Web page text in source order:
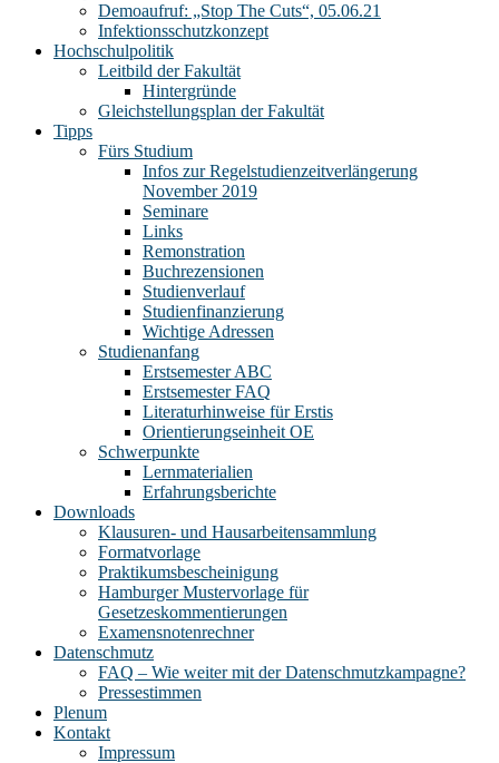
Demoaufruf: „Stop The Cuts“, 05.06.21
Infektionsschutzkonzept
Hochschulpolitik
Leitbild der Fakultät
Hintergründe
Gleichstellungsplan der Fakultät
Tipps
Fürs Studium
Infos zur Regelstudienzeitverlängerung
November 2019
Seminare
Links
Remonstration
Buchrezensionen
Studienverlauf
Studienfinanzierung
Wichtige Adressen
Studienanfang
Erstsemester ABC
Erstsemester FAQ
Literaturhinweise für Erstis
Orientierungseinheit OE
Schwerpunkte
Lernmaterialien
Erfahrungsberichte
Downloads
Klausuren- und Hausarbeitensammlung
Formatvorlage
Praktikumsbescheinigung
Hamburger Mustervorlage für
Gesetzeskommentierungen
Examensnotenrechner
Datenschmutz
FAQ – Wie weiter mit der Datenschmutzkampagne?
Pressestimmen
Plenum
Kontakt
Impressum